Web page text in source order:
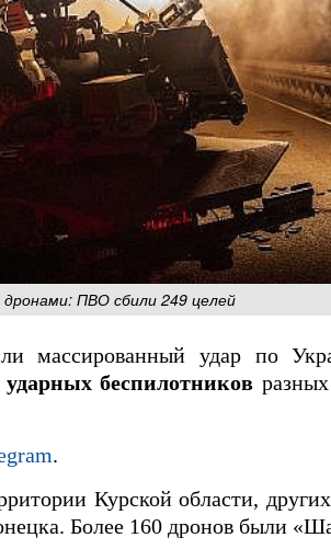
ПВО сбили 249 целей
массированный удар по
ударных беспилотников
.
Курской области,
Более 160 дронов были